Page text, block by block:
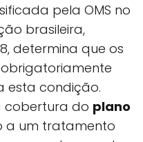
pela OMS no
brasileira,
determina que os
esta condição.
cobertura do plano
a um tratamento